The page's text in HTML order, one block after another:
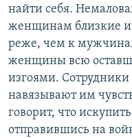
найти себя.
женщинам близкие и
реже, чем к
женщины всю
изгоями.
навязывают им
говорит, что
отправившись на